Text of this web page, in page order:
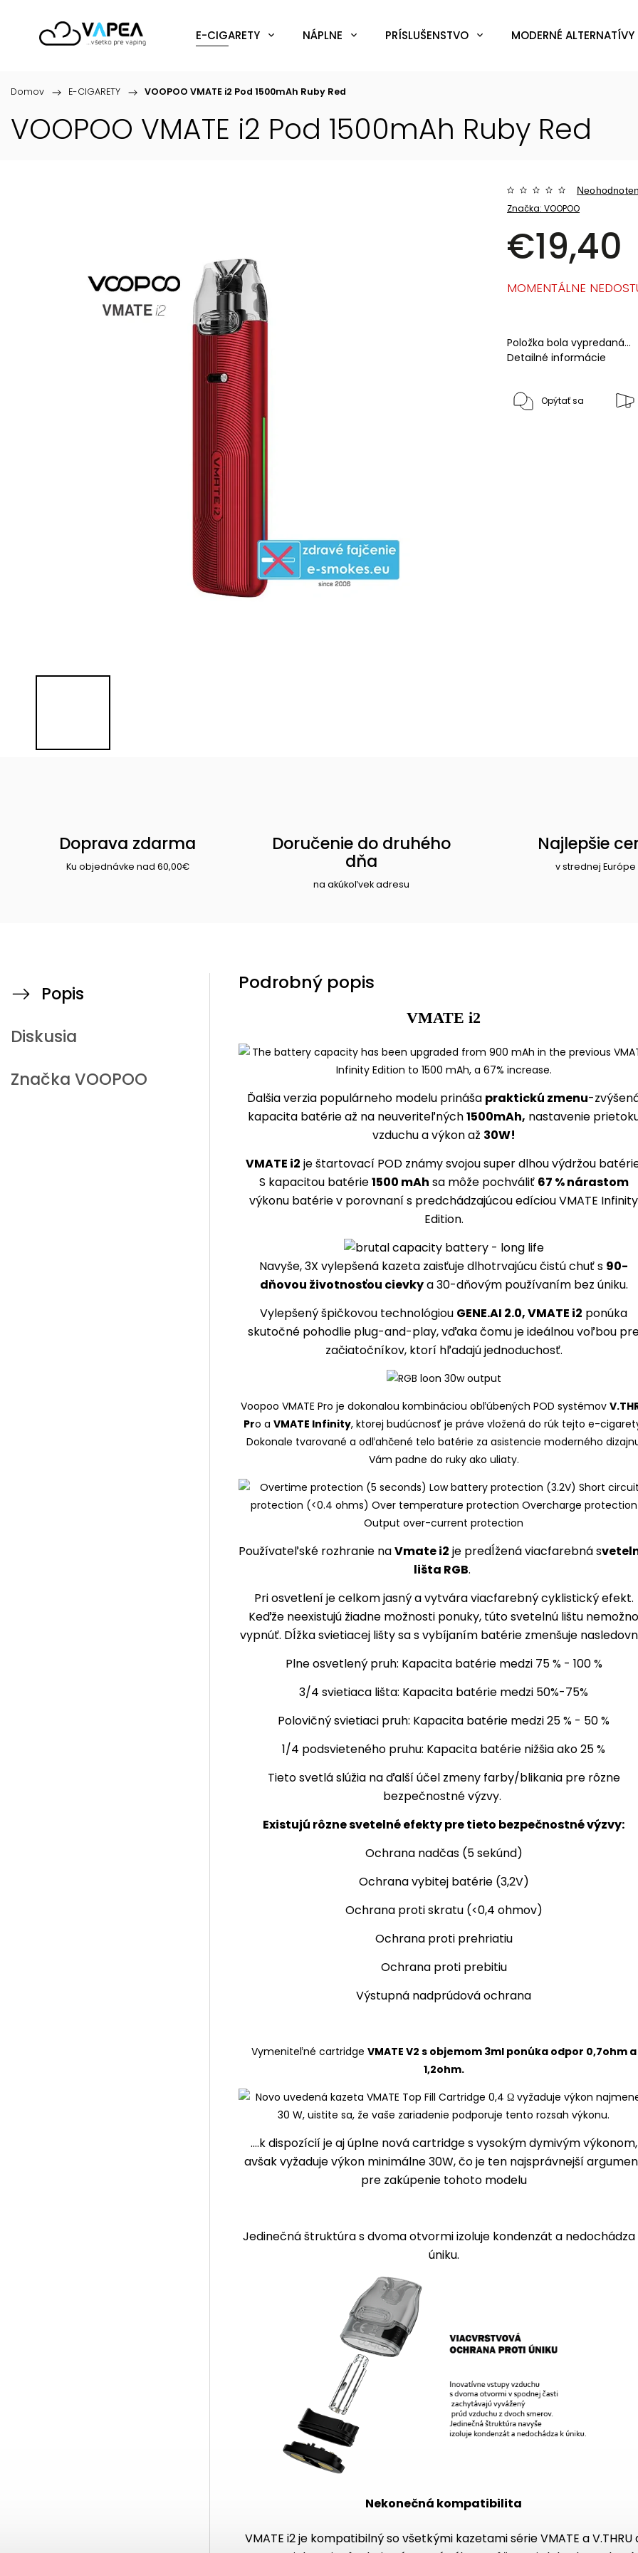
E-CIGARETY NÁPLNE PRÍSLUŠENSTVO MODERNÉ
Domov / E-CIGARETY / VOOPOO VMATE i2 Pod 1500mAh Ruby Red
VOOPOO VMATE i2 Pod 1500mAh Ruby Red
Značka:VOOPOO
€19,40
Položka bola vypredaná…
MOMENTÁLNE
Detailné informácie
Opýtať sa
Doprava zdarma
Ku objednávke nad 60,00€
Doručenie do druhého
dňa
na akúkoľvek adresu
Najlepšie
v strednej Európe
Popis
Diskusia
Značka VOOPOO
Podrobný popis
VMATE i2
Ďalšia verzia populárneho modelu prináša praktickú zmenu-
kapacita batérie až na neuveriteľných1500mAh, nastavenie
vzduchu a výkon až 30W!
VMATE i2 je štartovací POD známy svojou super dlhou výdržou
S kapacitou batérie1500 mAh sa môže pochváliť 67 % nárastom
výkonu batérie v porovnaní s predchádzajúcou edíciou VMATE Infinity
Edition.
Navyše, 3X vylepšená kazeta zaisťuje dlhotrvajúcu čistú chuť s 90-
dňovou životnosťou cievkya 30-dňovým používaním bez úniku.
Vylepšený špičkovou technológiou GENE.AI 2.0, VMATE i2 ponúka
skutočné pohodlie plug-and-play, vďaka čomu je ideálnou voľbou
začiatočníkov, ktorí hľadajú jednoduchosť.
Voopoo VMATE Pro je dokonalou kombináciou obľúbených POD systémov
Pro aVMATE Infinity, ktorej budúcnosť je práve vložená do rúk tejto e-
Dokonale tvarované a odľahčené telo batérie za asistencie moderného
Vám padne do ruky ako uliaty.
Používateľské rozhranie naVmate i2 je predĺžená viacfarebná s
lišta RGB.
Pri osvetlení je celkom jasný a vytvára viacfarebný cyklistický efekt.
Keďže neexistujú žiadne možnosti ponuky, túto svetelnú lištu
vypnúť. Dĺžka svietiacej lišty sa s vybíjaním batérie zmenšuje
Plne osvetlený pruh: Kapacita batérie medzi 75 % - 100 %
3/4 svietiaca lišta: Kapacita batérie medzi 50%-75%
Polovičný svietiaci pruh: Kapacita batérie medzi 25 % - 50 %
1/4 podsvieteného pruhu: Kapacita batérie nižšia ako 25 %
Tieto svetlá slúžia na ďalší účel zmeny farby/blikania pre rôzne
bezpečnostné výzvy.
Existujú rôzne svetelné efekty pre tieto bezpečnostné výzvy:
Ochrana nadčas (5 sekúnd)
Ochrana vybitej batérie (3,2V)
Ochrana proti skratu (<0,4 ohmov)
Ochrana proti prehriatiu
Ochrana proti prebitiu
Výstupná nadprúdová ochrana
Vymeniteľné cartridge VMATE V2 s objemom 3ml ponúka odpor 0,7ohm a
1,2ohm.
....k dispozícií je aj úplne nová cartridge s vysokým dymivým výkonom,
avšak vyžaduje výkon minimálne 30W, čo je ten najsprávnejší
pre zakúpenie tohoto modelu
Jedinečná štruktúra s dvoma otvormi izoluje kondenzát a nedochádza
úniku.
Nekonečná kompatibilita
VMATE i2 je kompatibilný so všetkými kazetami série VMATE a V.THRU